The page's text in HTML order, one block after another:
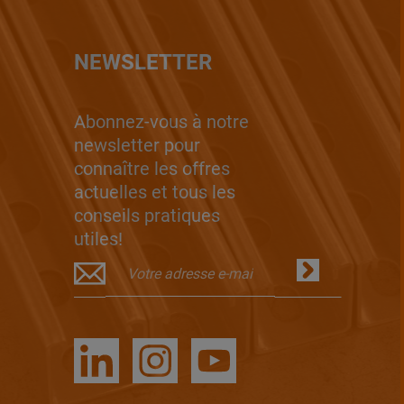
NEWSLETTER
Abonnez-vous à notre
newsletter pour
connaître les offres
actuelles et tous les
conseils pratiques
utiles!